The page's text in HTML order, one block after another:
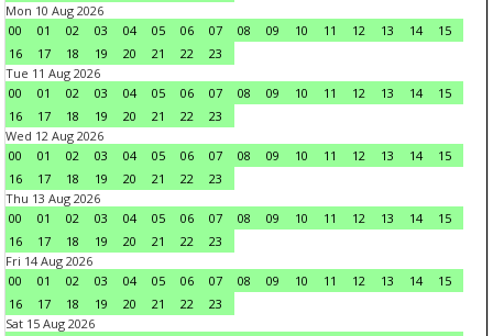
Mon 10 Aug 2026
00
01 02 03 04 05 06 07 08 09 10 11 12 13 14
15
16
17 18 19 20 21 22
23
Tue 11 Aug 2026
00
01 02 03 04 05 06 07 08 09 10 11 12 13 14
15
16
17 18 19 20 21 22
23
Wed 12 Aug 2026
00
01 02 03 04 05 06 07 08 09 10 11 12 13 14
15
16
17 18 19 20 21 22
23
Thu 13 Aug 2026
00
01 02 03 04 05 06 07 08 09 10 11 12 13 14
15
16
17 18 19 20 21 22
23
Fri 14 Aug 2026
00
01 02 03 04 05 06 07 08 09 10 11 12 13 14
15
16
17 18 19 20 21 22
23
Sat 15 Aug 2026